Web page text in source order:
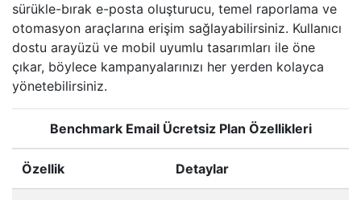
sürükle-bırak e-posta oluşturucu, temel raporlama ve
otomasyon araçlarına erişim sağlayabilirsiniz. Kullanıcı
dostu arayüzü ve mobil uyumlu tasarımları ile öne
çıkar, böylece kampanyalarınızı her yerden kolayca
yönetebilirsiniz.
Benchmark Email Ücretsiz Plan Özellikleri
Özellik Detaylar